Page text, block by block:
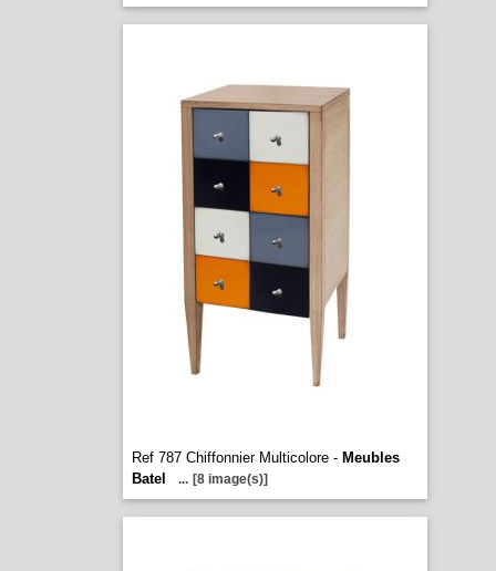
Ref 787 Chiffonnier Multicolore - Meubles
Batel
... [8 image(s)]